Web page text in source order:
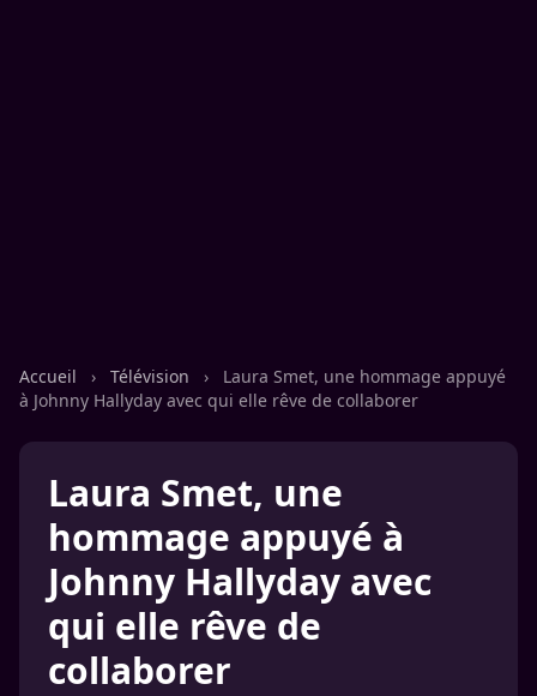
Accueil › Télévision ›
Laura Smet, une hommage appuyé
à Johnny Hallyday avec qui elle rêve de collaborer
Laura Smet, une
hommage appuyé à
Johnny Hallyday avec
qui elle rêve de
collaborer